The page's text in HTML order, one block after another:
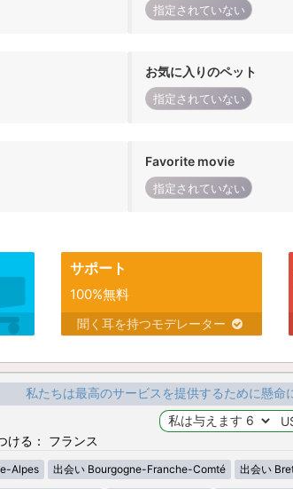
指定されていない
お気に入りのペット
指定されていない
Favorite movie
指定されていない
サポート
100%無料
聞く耳を持つモデレーター
私たちは最高のサービスを提供するために懸命
ける： フランス
Alpes 出会い Bourgogne-Franche-Comté 出会い